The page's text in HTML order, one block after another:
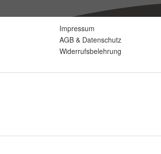
Impressum
AGB & Datenschutz
Widerrufsbelehrung